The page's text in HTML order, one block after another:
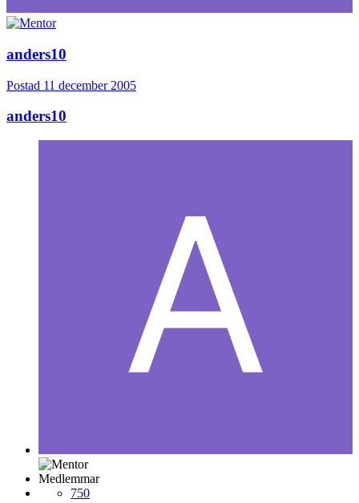
anders10
Postad 11 december 2005
anders10
Medlemmar
750